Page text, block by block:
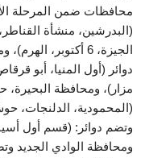
محافظات ضمن المرحلة
(البدرشين، منشأة
الجيزة، 6 أكتوبر،
دوائر (أول المنيا، أبو
مزار)، ومحافظة البحيرة،
(المحمودية،
وتضم دوائر: (قسم أول
ومحافظة الوادي الجديد